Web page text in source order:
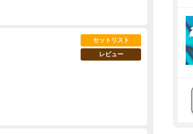
セットリスト
レビュー